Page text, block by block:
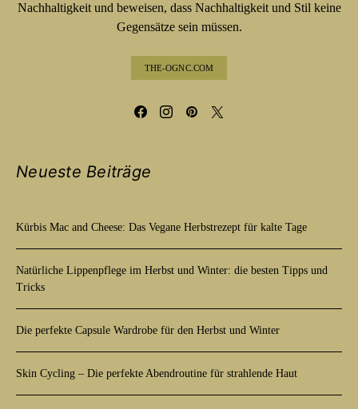
Nachhaltigkeit und beweisen, dass Nachhaltigkeit und Stil keine
Gegensätze sein müssen.
THE-OGNC.COM
Neueste Beiträge
Kürbis Mac and Cheese: Das Vegane Herbstrezept für kalte Tage
Natürliche Lippenpflege im Herbst und Winter: die besten Tipps und
Tricks
Die perfekte Capsule Wardrobe für den Herbst und Winter
Skin Cycling – Die perfekte Abendroutine für strahlende Haut